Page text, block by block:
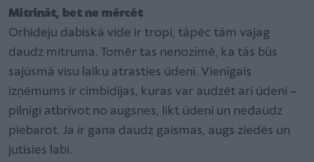
Mitrināt, bet ne mērcēt
Orhideju dabiskā vide ir tropi, tāpēc tām vajag
daudz mitruma. Tomēr tas nenozīmē, ka tās būs
sajūsmā visu laiku atrasties ūdenī. Vienīgais
izņēmums ir cimbīdijas, kuras var audzēt arī ūdenī –
pilnīgi atbrīvot no augsnes, likt ūdenī un nedaudz
piebarot. Ja ir gana daudz gaismas, augs ziedēs un
jutīsies labi.